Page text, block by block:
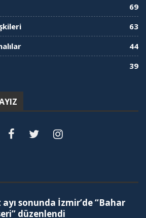
69
63
44
39
sonunda İzmir’de “Bahar
düzenlendi